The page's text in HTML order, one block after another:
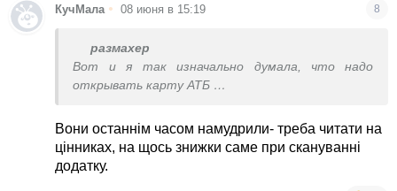
КучМала • 08 июня в 15:19 8
размахер
Вот и я так изначально думала, что надо
открывать карту АТБ
В таком случае я не стала бы вообще
заморачиваться , снесу додаток
Вони останнім часом намудрили- треба читати на
цінниках, на щось знижки саме при скануванні
додатку.